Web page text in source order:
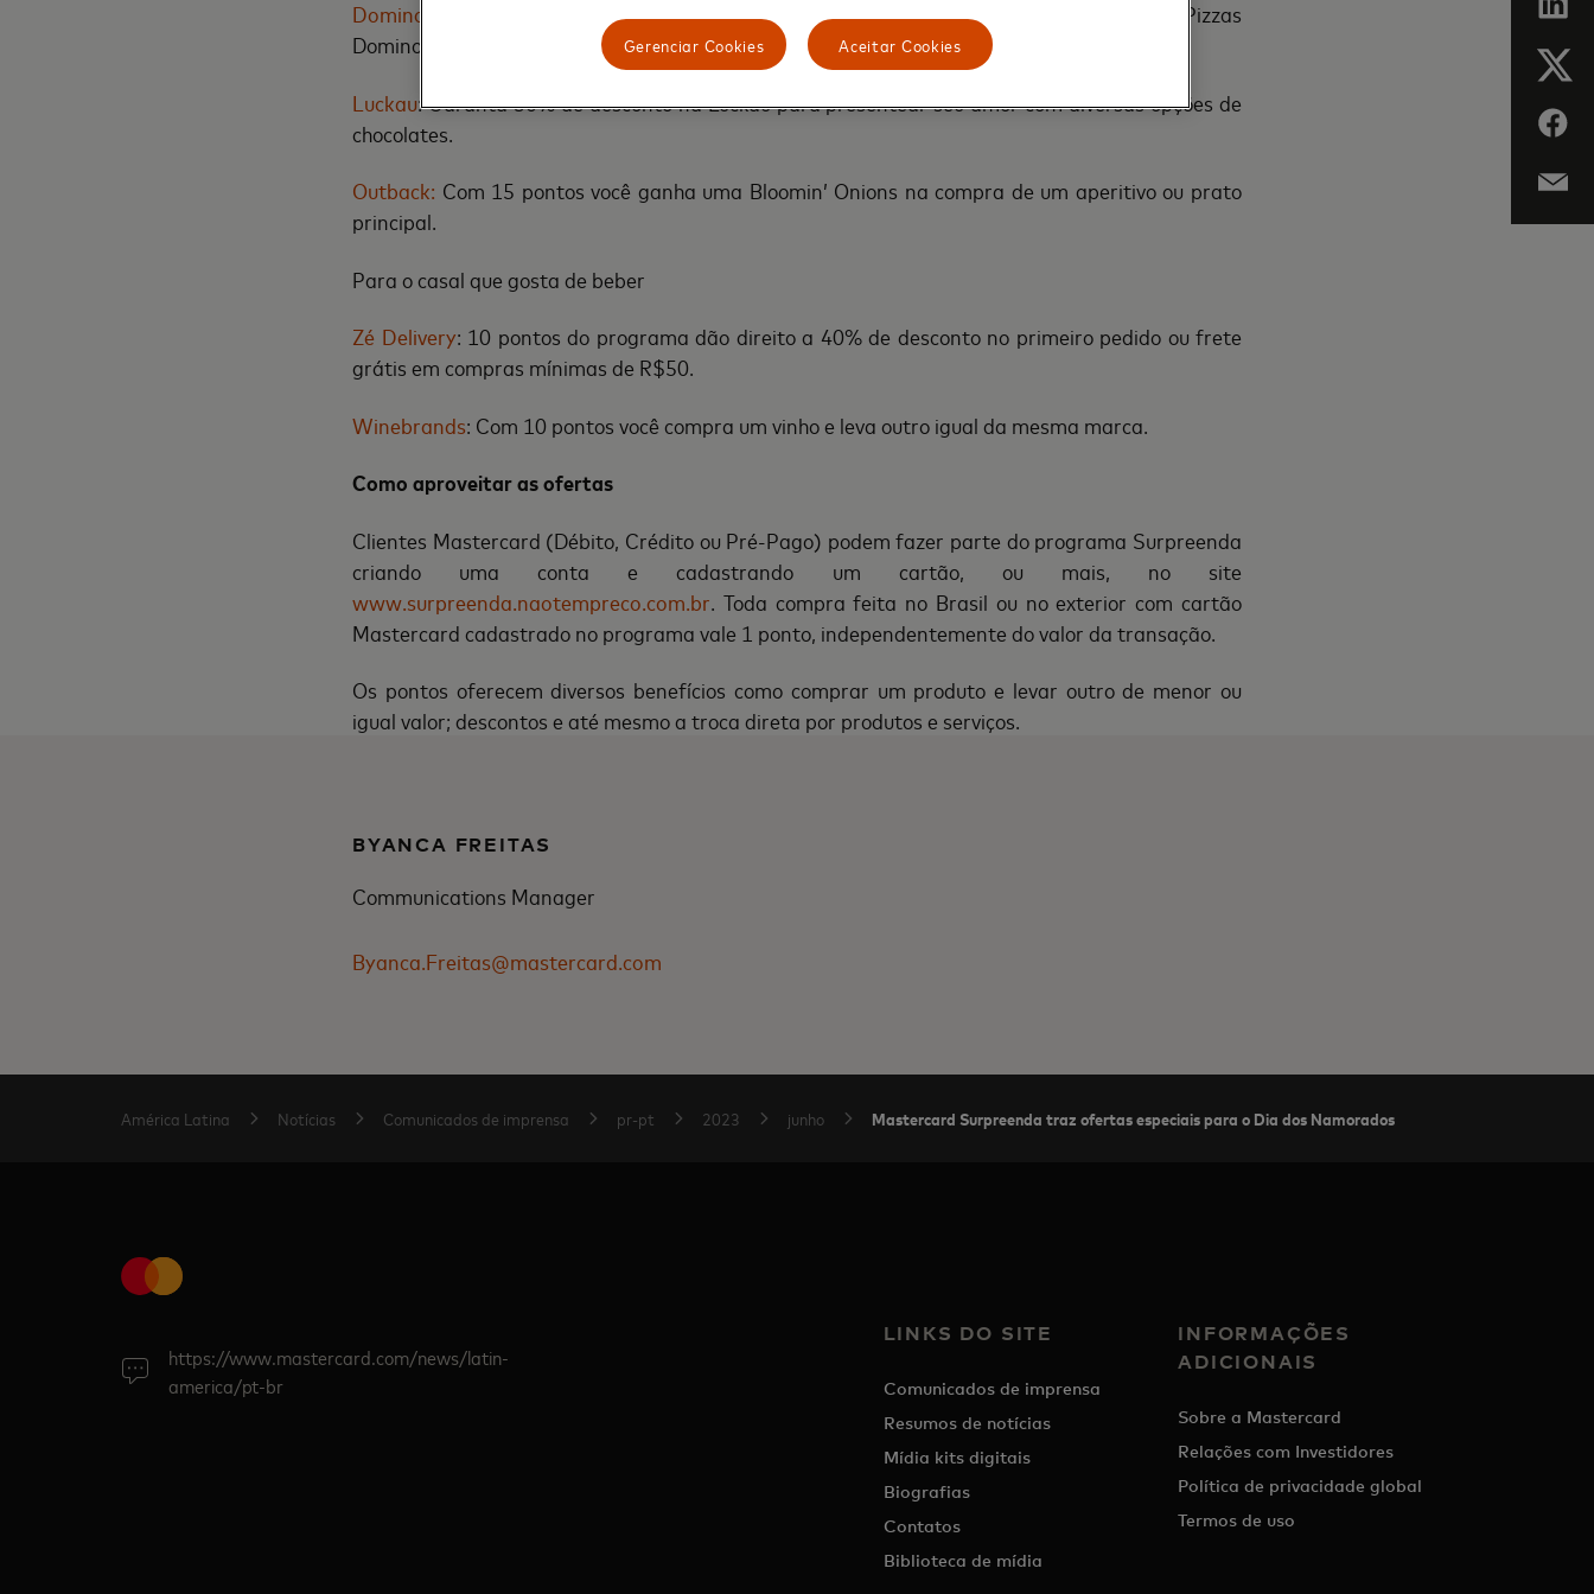
Domino’s
: Troque 30 pontos do Mastercard Surpreenda e garanta 30% de desconto em Pizzas
Domino's.
Luckau: Garanta 30% de desconto na Luckau para presentear seu amor com diversas opções de
chocolates.
Outback: Com 15 pontos você ganha uma Bloomin’ Onions na compra de um aperitivo ou prato
principal.
Para o casal que gosta de beber
Zé Delivery: 10 pontos do programa dão direito a 40% de desconto no primeiro pedido ou frete
grátis em compras mínimas de R$50.
Winebrands: Com 10 pontos você compra um vinho e leva outro igual da mesma marca.
Como aproveitar as ofertas
Clientes Mastercard (Débito, Crédito ou Pré-Pago) podem fazer parte do programa Surpreenda
criando uma conta e cadastrando um cartão, ou mais, no site
www.surpreenda.naotempreco.com.br . Toda compra feita no Brasil ou no exterior com cartão
Mastercard cadastrado no programa vale 1 ponto, independentemente do valor da transação.
Os pontos oferecem diversos benefícios como comprar um produto e levar outro de menor ou
igual valor; descontos e até mesmo a troca direta por produtos e serviços.
BYANCA FREITAS
Communications Manager
Byanca.Freitas@mastercard.com
América Latina Notícias Comunicados de imprensa pr-pt 2023 junho Mastercard Surpreenda traz ofertas especiais para o Dia dos Namorados
https://www.mastercard.com/news/latin-
america/pt-br
LINKS DO SITE
Comunicados de imprensa
Resumos de notícias
Mídia kits digitais
Biografias
Contatos
Biblioteca de mídia
INFORMAÇÕES
ADICIONAIS
Sobre a Mastercard
Relações com Investidores
Política de privacidade global
Termos de uso
Aceitar Cookies
Gerenciar Cookies